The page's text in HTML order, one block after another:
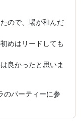
ので、場が和んだ
めはリードしても
良かったと思いま
パーティーに参